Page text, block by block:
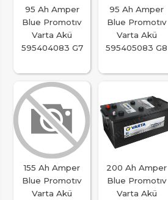
95 Ah Amper
Blue Promotıv
Varta Akü
595404083 G7
95 Ah Amper
Blue Promotıv
Varta Akü
595405083 G8
155 Ah Amper
Blue Promotıv
Varta Akü
200 Ah Amper
Blue Promotıv
Varta Akü